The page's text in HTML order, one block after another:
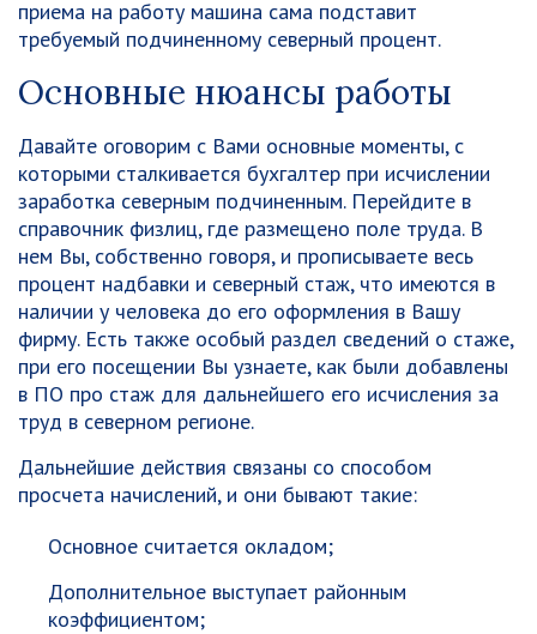
приема на работу машина сама подставит
требуемый подчиненному северный процент.
Основные нюансы работы
Давайте оговорим с Вами основные моменты, с
которыми сталкивается бухгалтер при исчислении
заработка северным подчиненным. Перейдите в
справочник физлиц, где размещено поле труда. В
нем Вы, собственно говоря, и прописываете весь
процент надбавки и северный стаж, что имеются в
наличии у человека до его оформления в Вашу
фирму. Есть также особый раздел сведений о стаже,
при его посещении Вы узнаете, как были добавлены
в ПО про стаж для дальнейшего его исчисления за
труд в северном регионе.
Дальнейшие действия связаны со способом
просчета начислений, и они бывают такие:
Основное считается окладом;
Дополнительное выступает районным
коэффициентом;